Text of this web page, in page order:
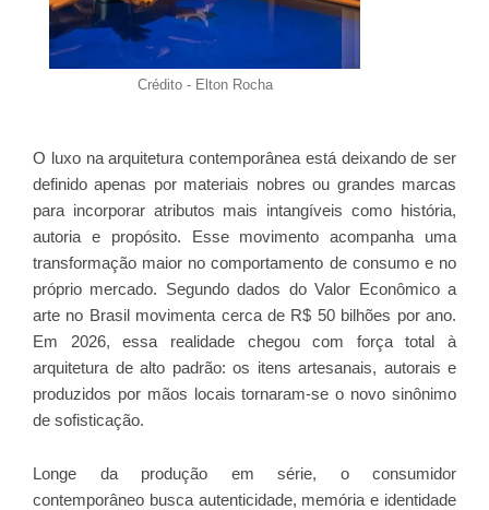
Crédito - Elton Rocha
O luxo na arquitetura contemporânea está deixando de ser
definido apenas por materiais nobres ou grandes marcas
para incorporar atributos mais intangíveis como história,
autoria e propósito. Esse movimento acompanha uma
transformação maior no comportamento de consumo e no
próprio mercado. Segundo dados do Valor Econômico a
arte no Brasil movimenta cerca de R$ 50 bilhões por ano.
Em 2026, essa realidade chegou com força total à
arquitetura de alto padrão: os itens artesanais, autorais e
produzidos por mãos locais tornaram-se o novo sinônimo
de sofisticação.
Longe da produção em série, o consumidor
contemporâneo busca autenticidade, memória e identidade